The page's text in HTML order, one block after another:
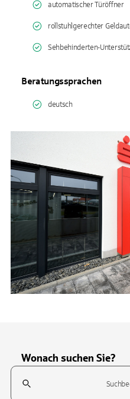
automatischer Türöffner
rollstuhlgerechter
Sehbehinderten-
Beratungssprachen
deutsch
Wonach suchen Sie?
Suchfeld